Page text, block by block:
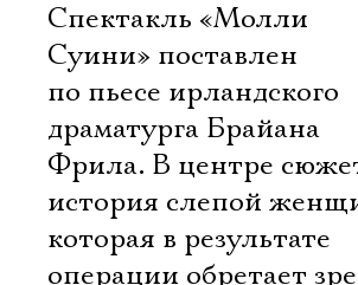
Спектакль «Молли
Суини» поставлен
по пьесе ирландского
драматурга Брайана
Фрила. В центре
история слепой
которая в результате
операции обретает